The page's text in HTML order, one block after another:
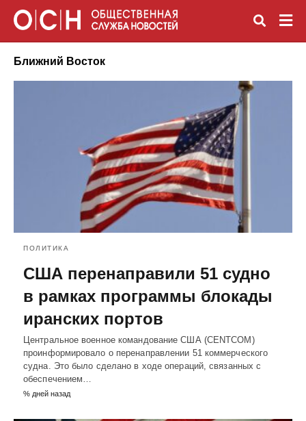
Ближний Восток
ПОЛИТИКА
США перенаправили 51 судно
в рамках программы блокады
иранских портов
Центральное военное командование США (CENTCOM)
проинформировало о перенаправлении 51 коммерческого
судна. Это было сделано в ходе операций, связанных с
обеспечением…
% дней назад